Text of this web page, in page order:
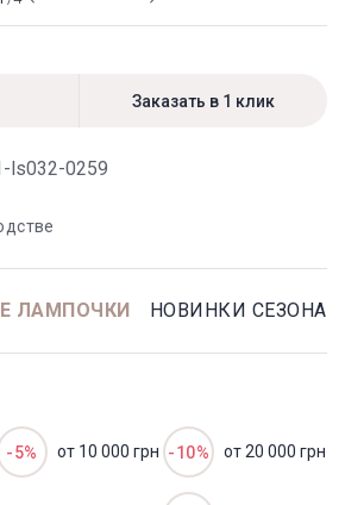
ls032-0259
ЛАМПОЧКИ НОВИНКИ СЕЗОНА
-5% от 10 000 грн -10% от 20 000 грн